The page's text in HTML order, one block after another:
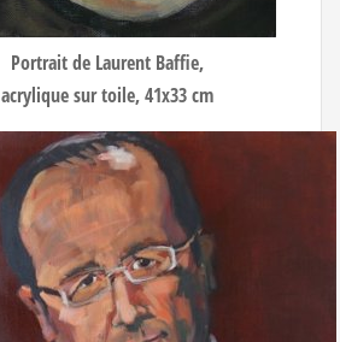
Portrait de Laurent Baffie,
acrylique sur toile, 41x33 cm